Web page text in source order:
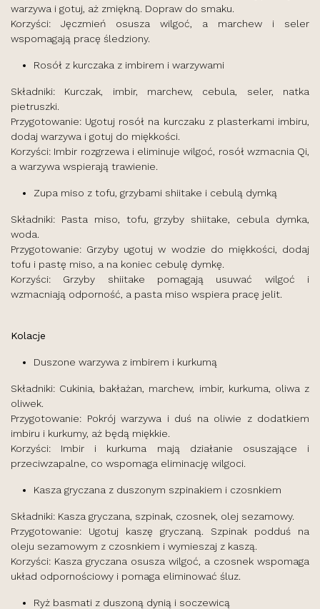
warzywa i gotuj, aż zmiękną. Dopraw do smaku.
Korzyści: Jęczmień osusza wilgoć, a marchew i seler
wspomagają pracę śledziony.
Rosół z kurczaka z imbirem i warzywami
Składniki: Kurczak, imbir, marchew, cebula, seler, natka
pietruszki.
Przygotowanie: Ugotuj rosół na kurczaku z plasterkami imbiru,
dodaj warzywa i gotuj do miękkości.
Korzyści: Imbir rozgrzewa i eliminuje wilgoć, rosół wzmacnia Qi,
a warzywa wspierają trawienie.
Zupa miso z tofu, grzybami shiitake i cebulą dymką
Składniki: Pasta miso, tofu, grzyby shiitake, cebula dymka,
woda.
Przygotowanie: Grzyby ugotuj w wodzie do miękkości, dodaj
tofu i pastę miso, a na koniec cebulę dymkę.
Korzyści: Grzyby shiitake pomagają usuwać wilgoć i
wzmacniają odporność, a pasta miso wspiera pracę jelit.
Kolacje
Duszone warzywa z imbirem i kurkumą
Składniki: Cukinia, bakłażan, marchew, imbir, kurkuma, oliwa z
oliwek.
Przygotowanie: Pokrój warzywa i duś na oliwie z dodatkiem
imbiru i kurkumy, aż będą miękkie.
Korzyści: Imbir i kurkuma mają działanie osuszające i
przeciwzapalne, co wspomaga eliminację wilgoci.
Kasza gryczana z duszonym szpinakiem i czosnkiem
Składniki: Kasza gryczana, szpinak, czosnek, olej sezamowy.
Przygotowanie: Ugotuj kaszę gryczaną. Szpinak podduś na
oleju sezamowym z czosnkiem i wymieszaj z kaszą.
Korzyści: Kasza gryczana osusza wilgoć, a czosnek wspomaga
układ odpornościowy i pomaga eliminować śluz.
Ryż basmati z duszoną dynią i soczewicą